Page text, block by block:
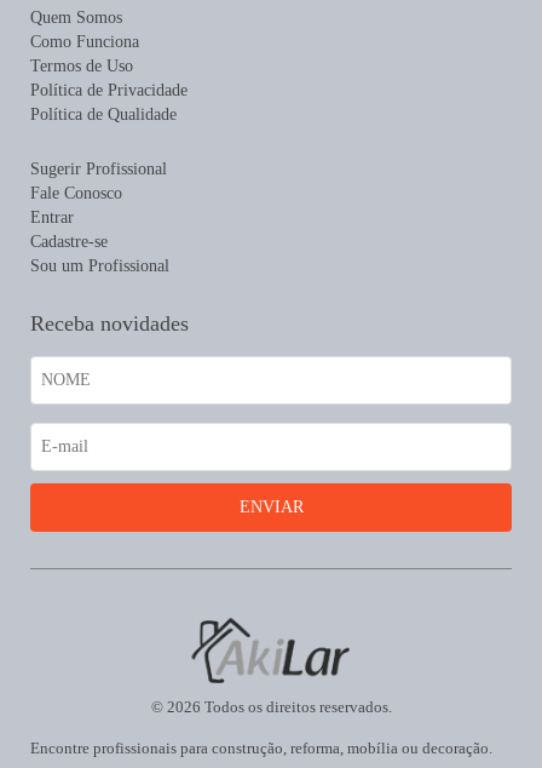
Quem Somos
Como Funciona
Termos de Uso
Política de Privacidade
Política de Qualidade
Sugerir Profissional
Fale Conosco
Entrar
Cadastre-se
Sou um Profissional
Receba novidades
Encontre profissionais para construção, reforma, mobília ou decoração.
© 2026 Todos os direitos reservados.